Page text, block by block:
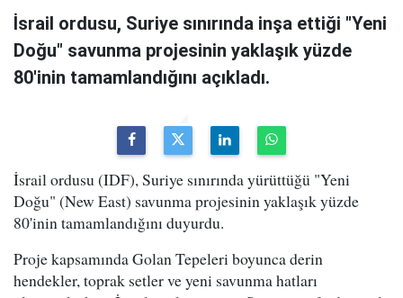
İsrail ordusu, Suriye sınırında inşa ettiği "Yeni
Doğu" savunma projesinin yaklaşık yüzde
80'inin tamamlandığını açıkladı.
İsrail ordusu (IDF), Suriye sınırında yürüttüğü "Yeni
Doğu" (New East) savunma projesinin yaklaşık yüzde
80'inin tamamlandığını duyurdu.
Proje kapsamında Golan Tepeleri boyunca derin
hendekler, toprak setler ve yeni savunma hatları